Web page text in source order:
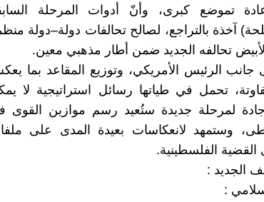
تموضع كبرى، وأنّ أدوات المرحلة
آخذة بالتراجع، لصالح تحالفات دولة–دولة
تحالفه الجديد ضمن أطار مذهبي معين.
الرئيس الأمريكي، وتوزيع المقاعد بما
تحمل في طياتها رسائل استراتيجية لا
جادة لمرحلة جديدة ستُعيد رسم موازين القوى
وستمهد لانعكاسات بعيدة المدى على
القضية الفلسطينية.
الجديد :